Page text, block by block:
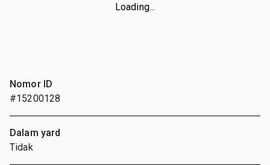
Loading...
Nomor ID
#15200128
Dalam yard
Tidak